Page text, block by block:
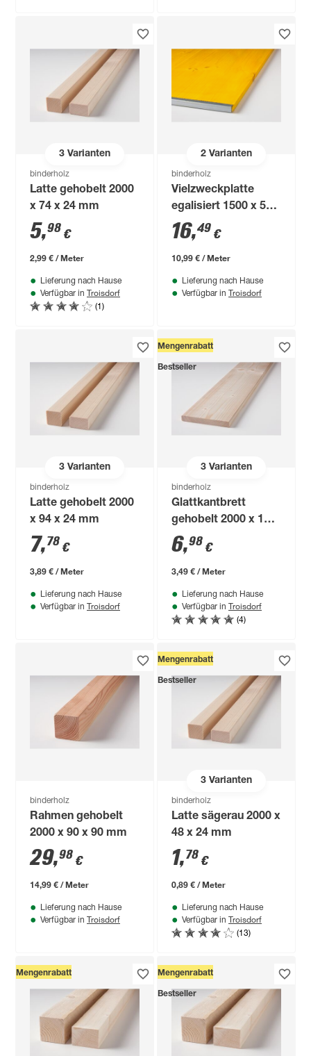
3Varianten
binderholz
Latte gehobelt 2000
x 74 x 24 mm
5,98 €
2,99 € / Meter
Lieferung nach Hause
Verfügbar in Troisdorf
(1)
2Varianten
binderholz
Vielzweckplatte
egalisiert 1500 x 500
x 20 mm
16,49 €
10,99 € / Meter
Lieferung nach Hause
Verfügbar in Troisdorf
3Varianten
binderholz
Latte gehobelt 2000
x 94 x 24 mm
7,78 €
3,89 € / Meter
Lieferung nach Hause
Verfügbar in Troisdorf
3Varianten
Mengenrabatt
Bestseller
binderholz
Glattkantbrett
gehobelt 2000 x 140
x 18 mm
6,98 €
3,49 € / Meter
Lieferung nach Hause
Verfügbar in Troisdorf
(4)
binderholz
Rahmen gehobelt
2000 x 90 x 90 mm
29,98 €
14,99 € / Meter
Lieferung nach Hause
Verfügbar in Troisdorf
3Varianten
Mengenrabatt
Bestseller
binderholz
Latte sägerau 2000 x
48 x 24 mm
1,78 €
0,89 € / Meter
Lieferung nach Hause
Verfügbar in Troisdorf
(13)
Mengenrabatt Mengenrabatt
Bestseller